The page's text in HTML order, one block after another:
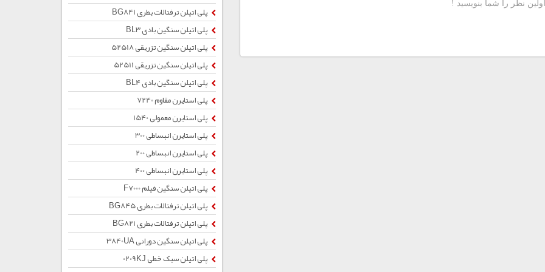
پلی اتیلن ترفتالات بطری BG841
پلی اتیلن سنگین بادی BL3
پلی اتیلن سنگین تزریقی 52518
پلی اتیلن سنگین تزریقی 52511
پلی اتیلن سنگین بادی BL4
پلی استایرن مقاوم 7240
پلی استایرن معمولی 1540
پلی استایرن انبساطی 300
پلی استایرن انبساطی 200
پلی استایرن انبساطی 400
پلی اتیلن سنگین فیلم F7000
پلی اتیلن ترفتالات بطری BG845
پلی اتیلن ترفتالات بطری BG821
پلی اتیلن سنگین دورانی 3840UA
پلی اتیلن سبک خطی 0209KJ